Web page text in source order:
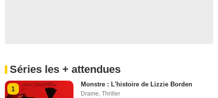
Séries les + attendues
1
Monstre : L'histoire de Lizzie Borden
Drame,Thriller